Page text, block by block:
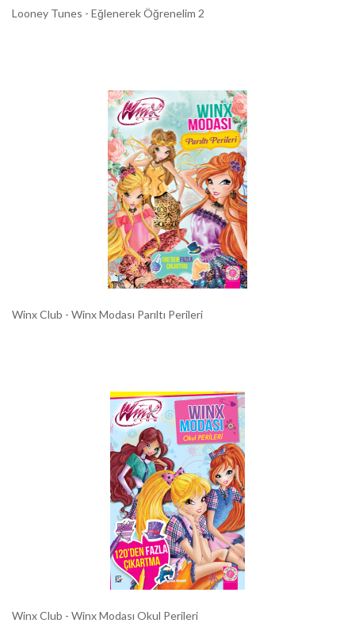
Looney Tunes - Eğlenerek Öğrenelim 2
Winx Club - Winx Modası Parıltı Perileri
Winx Club - Winx Modası Okul Perileri